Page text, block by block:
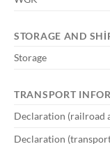
STORAGE AND
Storage
TRANSPORT
Declaration (railroad
Declaration